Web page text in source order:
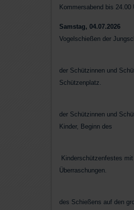
Kommersabend bis 24.00
Samstag, 04.07.2026
Vogelschießen der
14.00
der Schützinnen und
Schützenplatz.
14.30
der Schützinnen und
Kinder, Beginn des
Kinderschützenfestes
Überraschungen.
14.45
des Schießens auf den